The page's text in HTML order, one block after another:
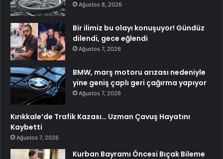
Ağustos 8, 2026
Bir ilimiz bu olayı konuşuyor! Gündüz
dilendi, gece eğlendi
Ağustos 7, 2026
BMW, marş motoru arızası nedeniyle
yine geniş çaplı geri çağırma yapıyor
Ağustos 7, 2026
Kırıkkale’de Trafik Kazası… Uzman Çavuş Hayatını
Kaybetti
Ağustos 7, 2026
Kurban Bayramı Öncesi Bıçak Bileme